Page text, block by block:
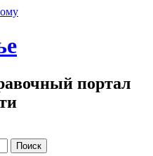
портал